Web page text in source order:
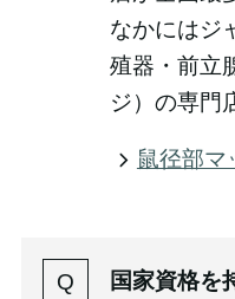
なかにはジ
殖器・前立
ジ）の専門
鼠径部マ
国家資格を